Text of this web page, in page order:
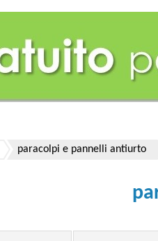
paracolpi e pannelli antiurto